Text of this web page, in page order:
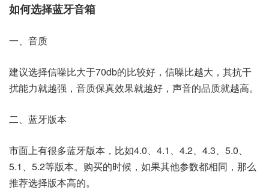
如何选择蓝牙音箱
一、音质
建议选择信噪比大于70db的比较好，信噪比越大，其抗干
扰能力就越强，音质保真效果就越好，声音的品质就越高。
二、蓝牙版本
市面上有很多蓝牙版本，比如4.0、4.1、4.2、4.3、5.0、
5.1、5.2等版本。购买的时候，如果其他参数都相同，那么
推荐选择版本高的。